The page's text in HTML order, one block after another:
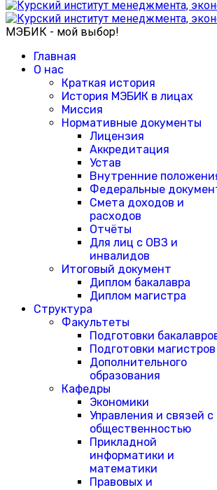
МЭБИК - мой выбор!
Главная
О нас
Краткая история
История МЭБИК в лицах
Миссия
Нормативные документы
Лицензия
Аккредитация
Устав
Внутренние
Федеральные
Смета доходов и
расходов
Отчёты
Для лиц с ОВЗ и
инвалидов
Итоговый документ
Диплом бакалавра
Диплом магистра
Структура
Факультеты
Подготовки
Подготовки магистров
Дополнительного
образования
Кафедры
Экономики
Управления и связей с
общественностью
Прикладной
информатики и
математики
Правовых и